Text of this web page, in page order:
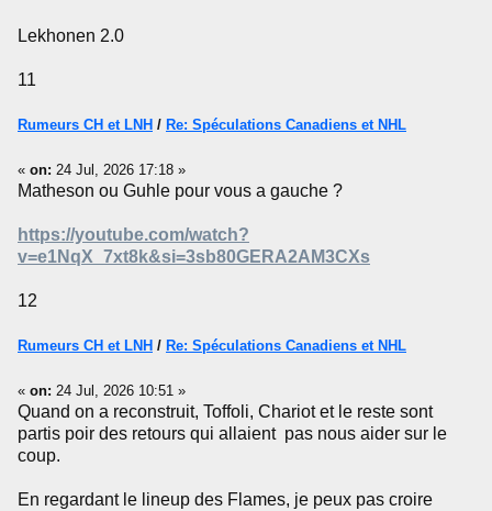
Lekhonen 2.0
11
Rumeurs CH et LNH / Re: Spéculations Canadiens et NHL
« on: 24 Jul, 2026 17:18 »
Matheson ou Guhle pour vous a gauche ?
https://youtube.com/watch?
v=e1NqX_7xt8k&si=3sb80GERA2AM3CXs
12
Rumeurs CH et LNH / Re: Spéculations Canadiens et NHL
« on: 24 Jul, 2026 10:51 »
Quand on a reconstruit, Toffoli, Chariot et le reste sont
partis poir des retours qui allaient pas nous aider sur le
coup.
En regardant le lineup des Flames, je peux pas croire